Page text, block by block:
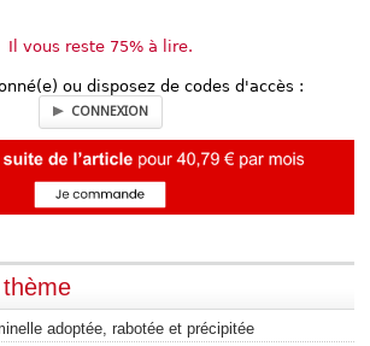
Il vous reste 75% à lire.
ou disposez de codes d'accès :
CONNEXION
adoptée, rabotée et précipitée